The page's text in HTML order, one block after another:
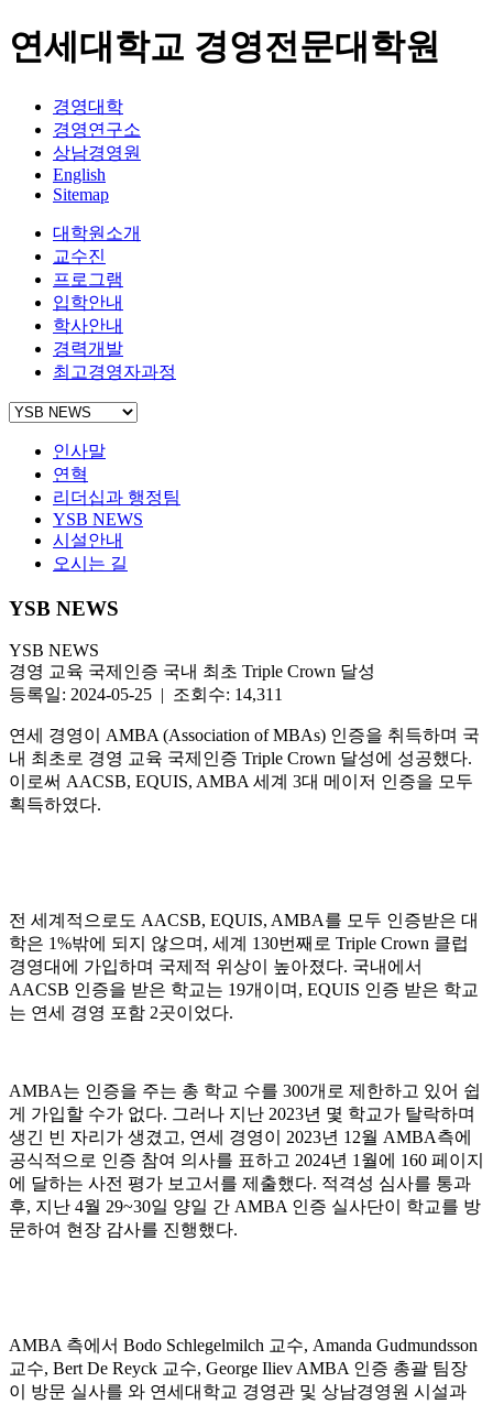
연세대학교 경영전문대학원
경영대학
경영연구소
상남경영원
English
Sitemap
대학원소개
교수진
프로그램
입학안내
학사안내
경력개발
최고경영자과정
인사말
연혁
리더십과 행정팀
YSB NEWS
시설안내
오시는 길
YSB NEWS
YSB NEWS
경영 교육 국제인증 국내 최초 Triple Crown 달성
등록일: 2024-05-25 | 조회수: 14,311
연세 경영이 AMBA (Association of MBAs) 인증을 취득하며 국
내 최초로 경영 교육 국제인증 Triple Crown 달성에 성공했다.
이로써 AACSB, EQUIS, AMBA 세계 3대 메이저 인증을 모두
획득하였다.
전 세계적으로도 AACSB, EQUIS, AMBA를 모두 인증받은 대
학은 1%밖에 되지 않으며, 세계 130번째로 Triple Crown 클럽
경영대에 가입하며 국제적 위상이 높아졌다. 국내에서
AACSB 인증을 받은 학교는 19개이며, EQUIS 인증 받은 학교
는 연세 경영 포함 2곳이었다.
AMBA는 인증을 주는 총 학교 수를 300개로 제한하고 있어 쉽
게 가입할 수가 없다. 그러나 지난 2023년 몇 학교가 탈락하며
생긴 빈 자리가 생겼고, 연세 경영이 2023년 12월 AMBA측에
공식적으로 인증 참여 의사를 표하고 2024년 1월에 160 페이지
에 달하는 사전 평가 보고서를 제출했다. 적격성 심사를 통과
후, 지난 4월 29~30일 양일 간 AMBA 인증 실사단이 학교를 방
문하여 현장 감사를 진행했다.
AMBA 측에서 Bodo Schlegelmilch 교수, Amanda Gudmundsson
교수, Bert De Reyck 교수, George Iliev AMBA 인증 총괄 팀장
이 방문 실사를 와 연세대학교 경영관 및 상남경영원 시설과